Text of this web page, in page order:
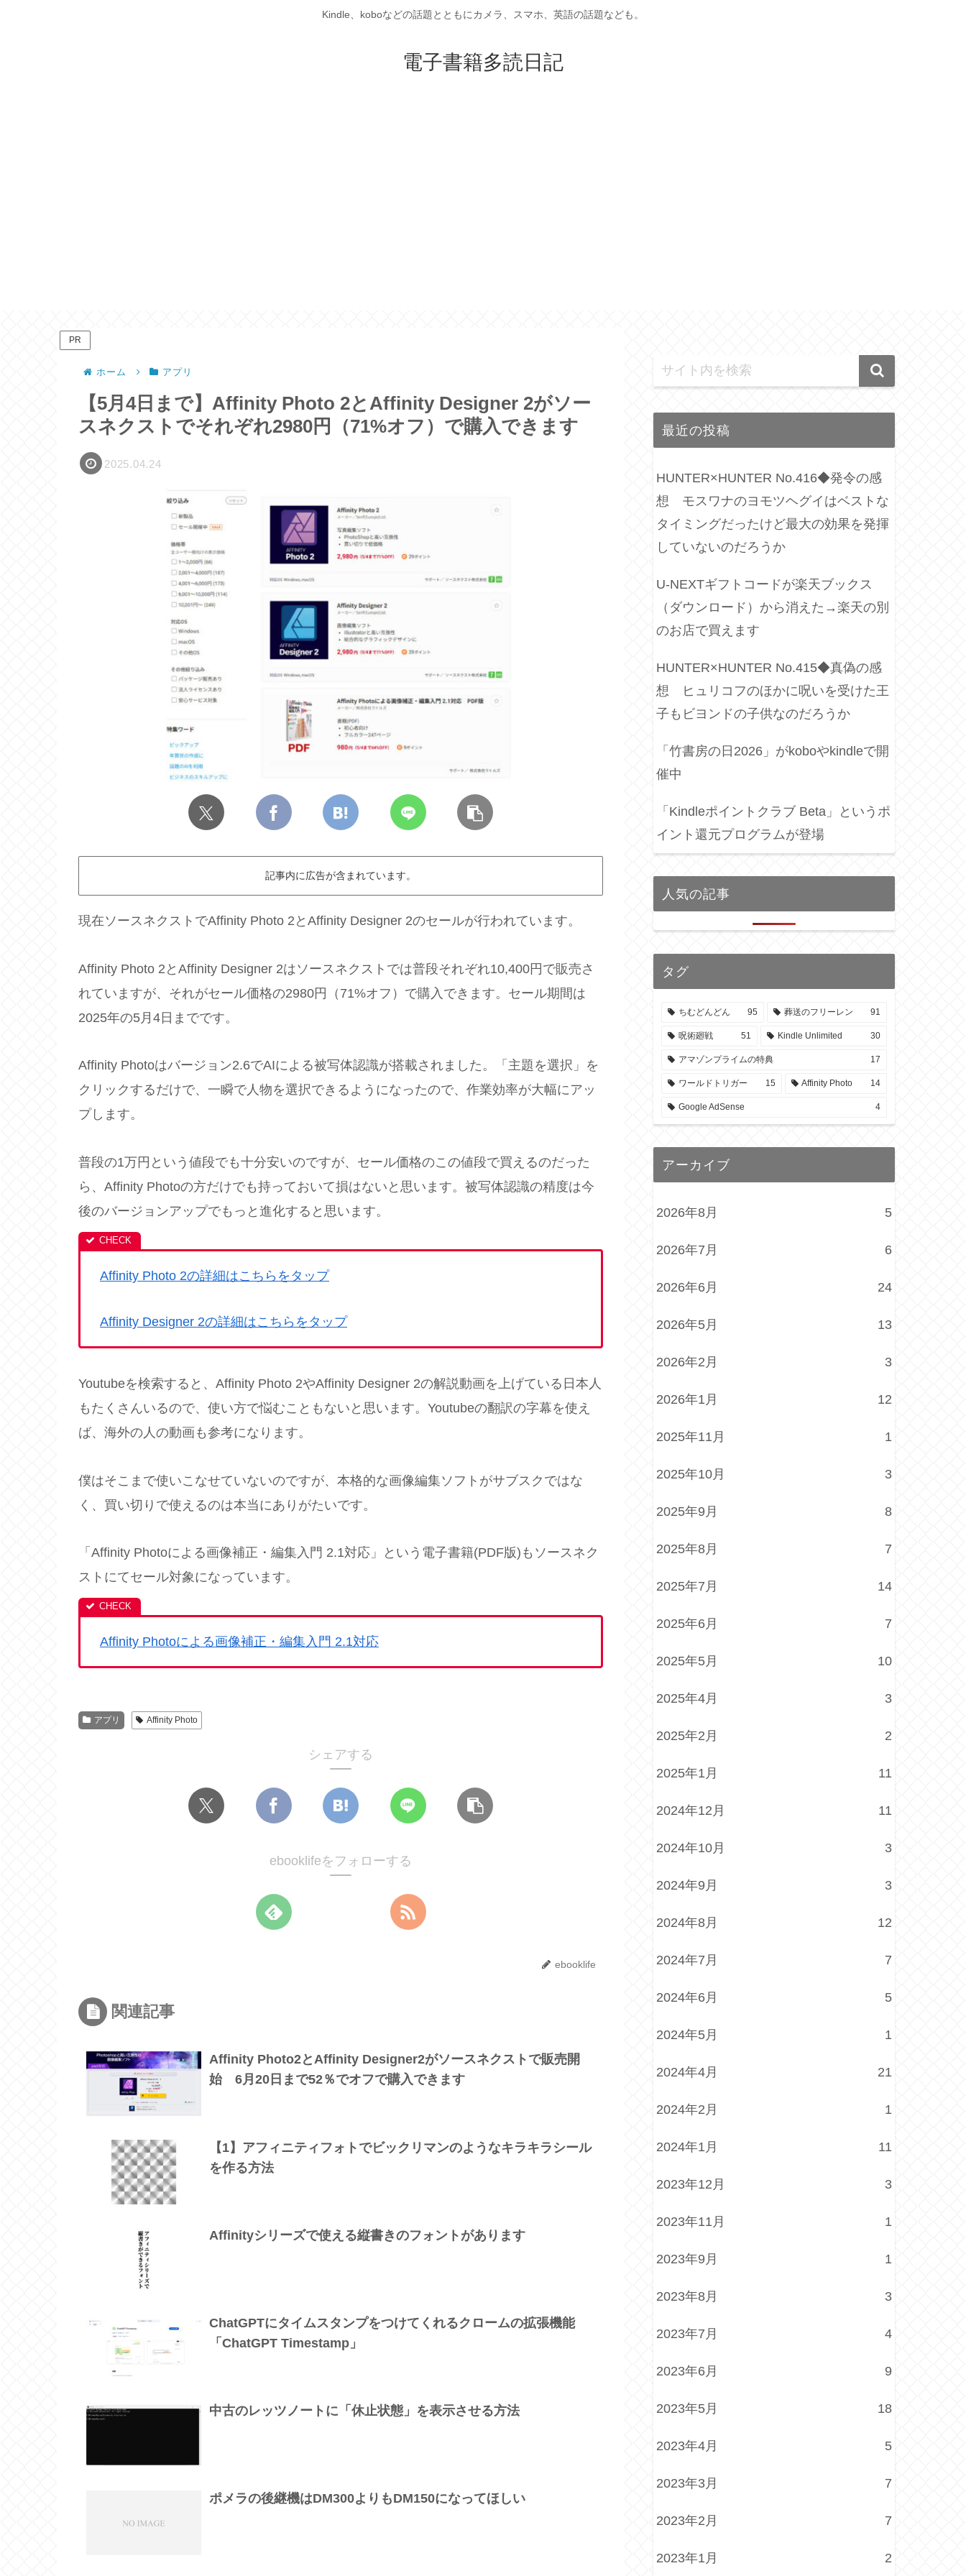
Kindle、koboなどの話題とともにカメラ、スマホ、英語の話題なども。
電子書籍多読日記
PR
ホーム アプリ
【5月4日まで】Affinity Photo 2とAffinity Designer 2がソー
スネクストでそれぞれ2980円（71%オフ）で購入できます
2025.04.24
記事内に広告が含まれています。
現在ソースネクストでAffinity Photo 2とAffinity Designer 2のセールが行われています。
Affinity Photo 2とAffinity Designer 2はソースネクストでは普段それぞれ10,400円で販売さ
れていますが、それがセール価格の2980円（71%オフ）で購入できます。セール期間は
2025年の5月4日までです。
Affinity Photoはバージョン2.6でAIによる被写体認識が搭載されました。「主題を選択」を
クリックするだけで、一瞬で人物を選択できるようになったので、作業効率が大幅にアッ
プします。
普段の1万円という値段でも十分安いのですが、セール価格のこの値段で買えるのだった
ら、Affinity Photoの方だけでも持っておいて損はないと思います。被写体認識の精度は今
後のバージョンアップでもっと進化すると思います。
Affinity Photo 2の詳細はこちらをタップ
Affinity Designer 2の詳細はこちらをタップ
Youtubeを検索すると、Affinity Photo 2やAffinity Designer 2の解説動画を上げている日本人
もたくさんいるので、使い方で悩むこともないと思います。Youtubeの翻訳の字幕を使え
ば、海外の人の動画も参考になります。
僕はそこまで使いこなせていないのですが、本格的な画像編集ソフトがサブスクではな
く、買い切りで使えるのは本当にありがたいです。
「Affinity Photoによる画像補正・編集入門 2.1対応」という電子書籍(PDF版)もソースネク
ストにてセール対象になっています。
Affinity Photoによる画像補正・編集入門 2.1対応
アプリ Affinity Photo
シェアする
ebooklifeをフォローする
ebooklife
関連記事
Affinity Photo2とAffinity Designer2がソースネクストで販売開
始 6月20日まで52％でオフで購入できます
【1】アフィニティフォトでビックリマンのようなキラキラシール
を作る方法
Affinityシリーズで使える縦書きのフォントがあります
ChatGPTにタイムスタンプをつけてくれるクロームの拡張機能
「ChatGPT Timestamp」
中古のレッツノートに「休止状態」を表示させる方法
ポメラの後継機はDM300よりもDM150になってほしい
最近の投稿
HUNTER×HUNTER No.416◆発令の感
想 モスワナのヨモツヘグイはベストな
タイミングだったけど最大の効果を発揮
していないのだろうか
U-NEXTギフトコードが楽天ブックス
（ダウンロード）から消えた→楽天の別
のお店で買えます
HUNTER×HUNTER No.415◆真偽の感
想 ヒュリコフのほかに呪いを受けた王
子もビヨンドの子供なのだろうか
「竹書房の日2026」がkoboやkindleで開
催中
「Kindleポイントクラブ Beta」というポ
イント還元プログラムが登場
人気の記事
タグ
ちむどんどん 95 葬送のフリーレン 91
呪術廻戦 51 Kindle Unlimited 30
アマゾンプライムの特典 17
ワールドトリガー 15 Affinity Photo 14
Google AdSense 4
アーカイブ
2026年8月 5
2026年7月 6
2026年6月 24
2026年5月 13
2026年2月 3
2026年1月 12
2025年11月 1
2025年10月 3
2025年9月 8
2025年8月 7
2025年7月 14
2025年6月 7
2025年5月 10
2025年4月 3
2025年2月 2
2025年1月 11
2024年12月 11
2024年10月 3
2024年9月 3
2024年8月 12
2024年7月 7
2024年6月 5
2024年5月 1
2024年4月 21
2024年2月 1
2024年1月 11
2023年12月 3
2023年11月 1
2023年9月 1
2023年8月 3
2023年7月 4
2023年6月 9
2023年5月 18
2023年4月 5
2023年3月 7
2023年2月 7
2023年1月 2